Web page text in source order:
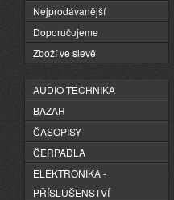
Nejprodávanější
Doporučujeme
Zboží ve slevě
AUDIO TECHNIKA
BAZAR
ČASOPISY
ČERPADLA
ELEKTRONIKA -
PŘÍSLUŠENSTVÍ